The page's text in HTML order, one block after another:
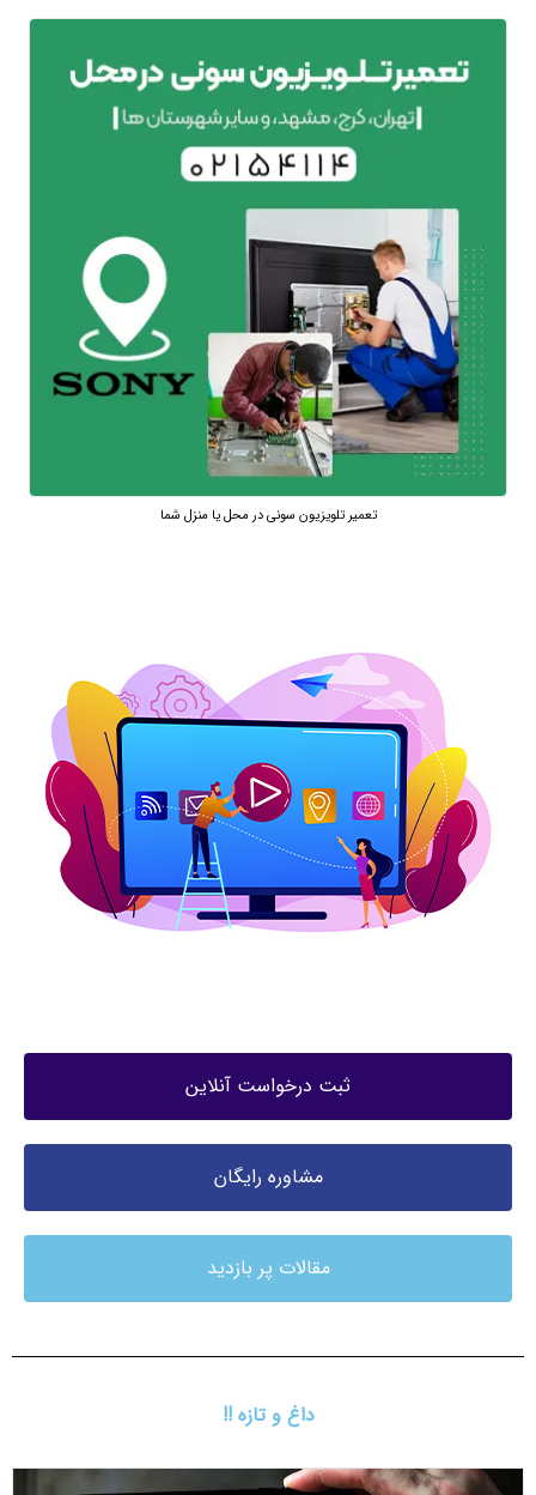
تعمیر تلویزیون سونی در محل یا منزل شما
ثبت درخواست آنلاین
مشاوره رایگان
مقالات پر بازدید
داغ و تازه !!